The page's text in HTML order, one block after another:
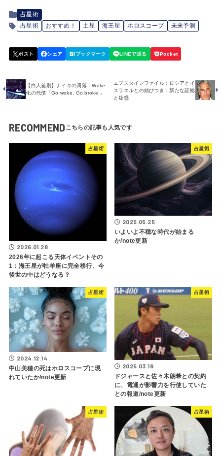
占星術
占星術
おすすめ！ 土星 海王星 ホロスコープ 未来予測
【白人差別】ナイキの凋落：Woke
化の代償「Go woke, Go broke.」
エプスタインファイル：ロシアとイ
スラエルとの結びつき：新たな証拠
と疑惑
RECOMMEND
占星術
2026.01.28
2026年に起こる天体イベントその
1：海王星が牡羊座に完全移行、今
後世の中はどうなる？
占星術
2025.05.25
いよいよ不穏な時代が始まる
か/note更新
占星術
2024.12.14
中山美穂の死はホロスコープに現
れていたか/note更新
占星術
2025.03.18
ドジャースと佐々木朗希との契約
に、電通が影響力を行使していた
との報道/note更新
占星術 占星術